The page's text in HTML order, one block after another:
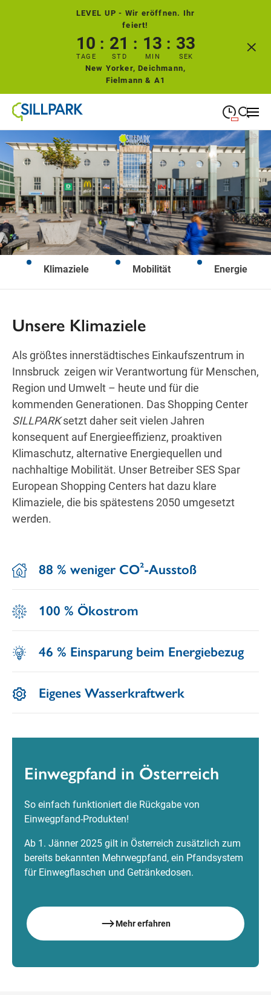
LEVEL UP - Wir eröffnen. Ihr
feiert!
10
TAGE
21
STD
13
MIN
32
SEK
New Yorker, Deichmann,
Fielmann & A1
Suche schließen
Montag
MONTAG 09:00—19:00
Dienstag
DIENSTAG 09:00 —19:00
Mittwoch
MITTWOCH 09:00 —19:00
Donnerstag
DONNERSTAG 09:00 19:00
Freitag
FREITAG 09:00—19:00
Wegbeschreibung
Klimaziele Mobilität Energie
Unsere Klimaziele
Als größtes innerstädtisches Einkaufszentrum in
Innsbruck zeigen wir Verantwortung für Menschen,
Region und Umwelt – heute und für die
kommenden Generationen. Das Shopping Center
SILLPARKsetzt daher seit vielen Jahren
konsequent auf Energieeffizienz, proaktiven
Klimaschutz, alternative Energiequellen und
nachhaltige Mobilität. Unser Betreiber SES Spar
European Shopping Centers hat dazu klare
Klimaziele, die bis spätestens 2050 umgesetzt
werden.
88 % weniger CO²-Ausstoß
100 % Ökostrom
46 % Einsparung beim Energiebezug
Eigenes Wasserkraftwerk
Einwegpfand in Österreich
So einfach funktioniert die Rückgabe von
Einwegpfand-Produkten!
Ab 1. Jänner 2025 gilt in Österreich zusätzlich zum
bereits bekannten Mehrwegpfand, ein Pfandsystem
für Einwegflaschen und Getränkedosen.
Mehr erfahren